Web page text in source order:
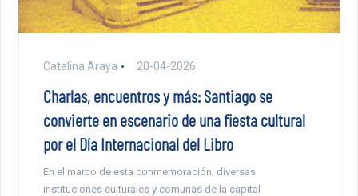
Catalina Araya 20-04-2026
Charlas, encuentros y más: Santiago se
convierte en escenario de una fiesta cultural
por el Día Internacional del Libro
En el marco de esta conmemoración, diversas
instituciones culturales y comunas de la capital